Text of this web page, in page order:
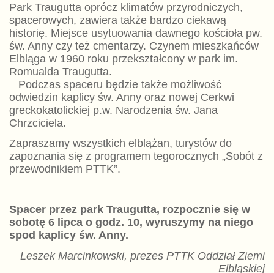
Park Traugutta oprócz klimatów przyrodniczych,
spacerowych, zawiera także bardzo ciekawą
historię. Miejsce usytuowania dawnego kościoła pw.
św. Anny czy też cmentarzy. Czynem mieszkańców
Elbląga w 1960 roku przekształcony w park im.
Romualda Traugutta.
Podczas spaceru będzie także możliwość
odwiedzin kaplicy św. Anny oraz nowej Cerkwi
greckokatolickiej p.w. Narodzenia św. Jana
Chrzciciela.
Zapraszamy wszystkich elblążan, turystów do
zapoznania się z programem tegorocznych „Sobót z
przewodnikiem PTTK”.
Spacer przez park Traugutta, rozpocznie się w
sobotę 6 lipca o godz. 10, wyruszymy na niego
spod kaplicy św. Anny.
Leszek Marcinkowski, prezes PTTK Oddział Ziemi
Elbląskiej